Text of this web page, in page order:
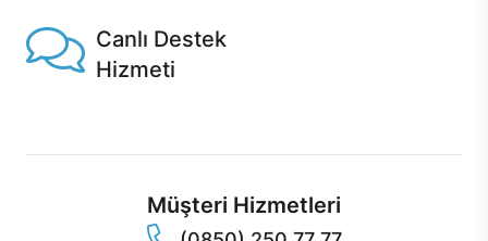
Canlı Destek
Hizmeti
Müşteri Hizmetleri